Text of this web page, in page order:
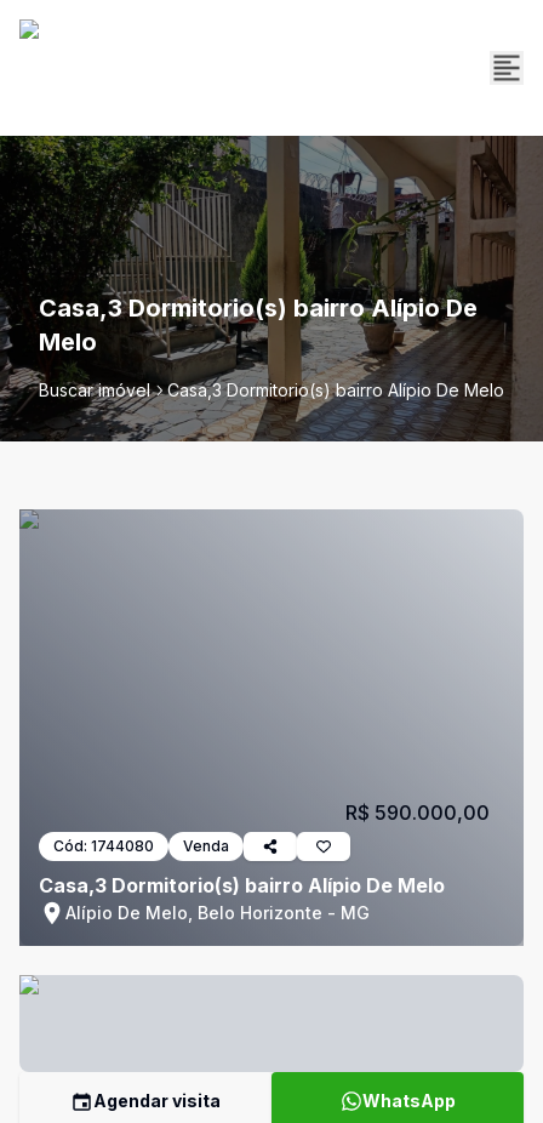
Casa,3 Dormitorio(s) bairro Alípio De
Melo
Buscar imóvel Casa,3 Dormitorio(s) bairro Alípio De Melo
Cód: 1744080 Venda
Casa,3 Dormitorio(s) bairro Alípio De Melo
Alípio De Melo, Belo Horizonte - MG
R$ 590.000,00
Agendar visita WhatsApp